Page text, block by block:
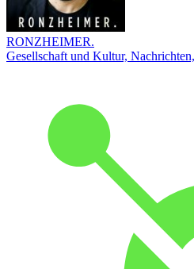
RONZHEIMER.
Gesellschaft und Kultur,